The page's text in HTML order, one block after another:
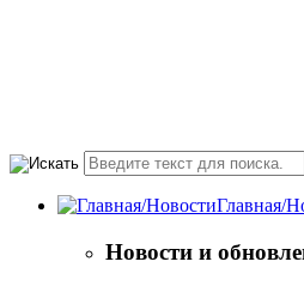
Главная/
Новости и